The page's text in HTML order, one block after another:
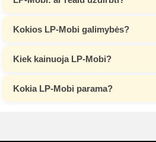
Kokios LP-Mobi galimybės?
Kiek kainuoja LP-Mobi?
Kokia LP-Mobi parama?